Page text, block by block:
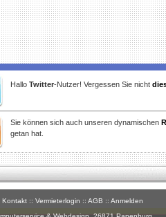
Hallo Twitter-Nutzer! Vergessen Sie nicht
Sie können sich auch unseren dynamischen
getan hat.
Kontakt :: Vermieterlogin :: AGB :: Anmelden